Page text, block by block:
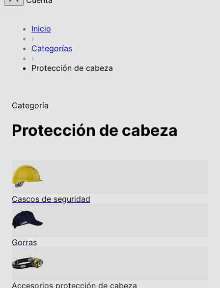
Inicio
›
Categorías
›
Protección de cabeza
Categoría
Protección de cabeza
Cascos de seguridad
Gorras
Accesorios protección de cabeza